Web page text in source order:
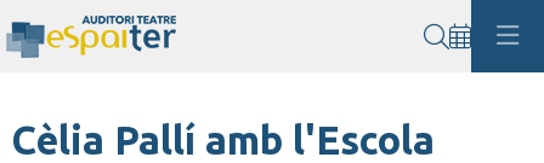
Cèlia Pallí amb l'Escola